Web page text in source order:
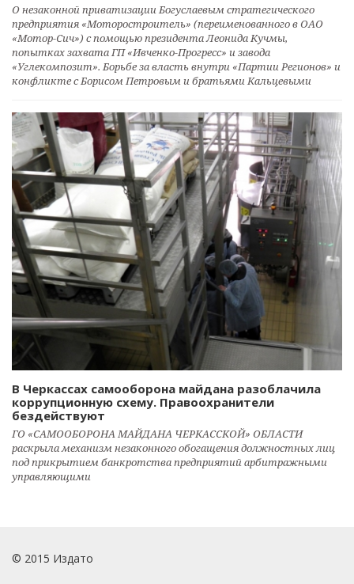
О незаконной приватизации Богуслаевым стратегического
предприятия «Моторостроитель» (переименованного в ОАО
«Мотор-Сич») с помощью президента Леонида Кучмы,
попытках захвата ГП «Ивченко-Прогресс» и завода
«Углекомпозит». Борьбе за власть внутри «Партии Регионов» и
конфликте с Борисом Петровым и братьями Кальцевыми
В Черкассах самооборона майдана разоблачила
коррупционную схему. Правоохранители
бездействуют
ГО «САМООБОРОНА МАЙДАНА ЧЕРКАССКОЙ» ОБЛАСТИ
раскрыла механизм незаконного обогащения должностных лиц
под прикрытием банкротства предприятий арбитражными
управляющими
© 2015 Издато